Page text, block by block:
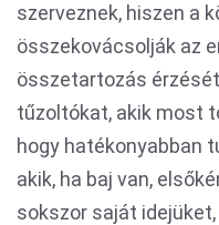
szerveznek, hiszen a
összekovácsolják az
összetartozás
tűzoltókat, akik most
hogy hatékonyabban
akik, ha baj van,
sokszor saját